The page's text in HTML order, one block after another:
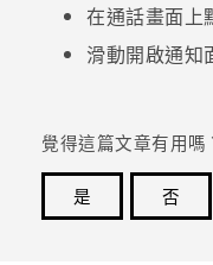
在通話畫面上
滑動開啟通知
覺得這篇文章有用嗎
是
否